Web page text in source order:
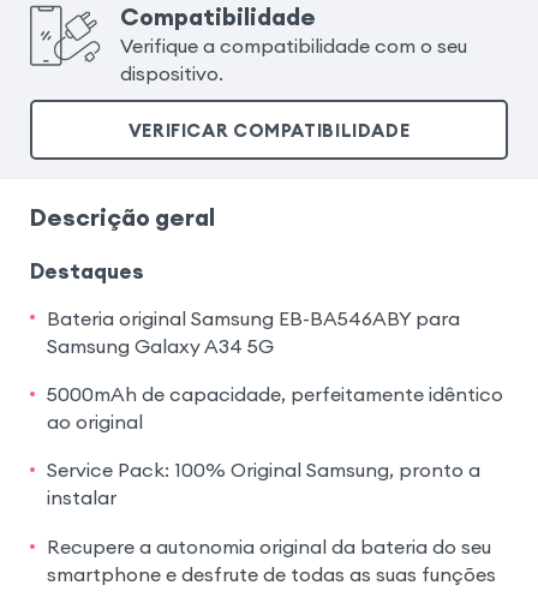
Compatibilidade
Verifique a compatibilidade com o seu
dispositivo.
VERIFICAR COMPATIBILIDADE
Descrição geral
Destaques
Bateria original Samsung EB-BA546ABY para
Samsung Galaxy A34 5G
5000mAh de capacidade, perfeitamente idêntico
ao original
Service Pack: 100% Original Samsung, pronto a
instalar
Recupere a autonomia original da bateria do seu
smartphone e desfrute de todas as suas funções